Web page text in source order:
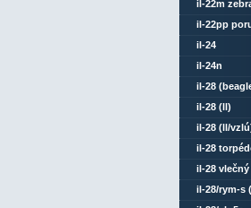
il-22m
il-22pp
il-24
il-24n
il-28
il-28 (ll)
il-28 (ll/
il-28
il-28 vlečný
il-28/rym-s